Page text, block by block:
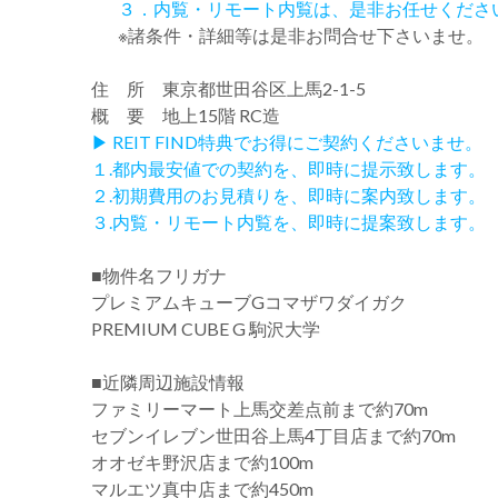
３．内覧・リモート内覧は、是非お任せくださ
※諸条件・詳細等は是非お問合せ下さいませ。
住 所 東京都世田谷区上馬2-1-5
概 要 地上15階 RC造
▶ REIT FIND特典でお得にご契約くださいませ。
１.都内最安値での契約を、即時に提示致します。
２.初期費用のお見積りを、即時に案内致します。
３.内覧・リモート内覧を、即時に提案致します。
■物件名フリガナ
プレミアムキューブGコマザワダイガク
PREMIUM CUBE G 駒沢大学
■近隣周辺施設情報
ファミリーマート上馬交差点前まで約70m
セブンイレブン世田谷上馬4丁目店まで約70m
オオゼキ野沢店まで約100m
マルエツ真中店まで約450m